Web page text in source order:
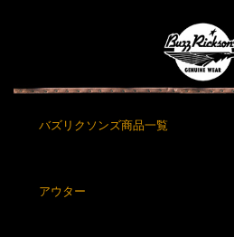
バズリクソンズ商品一覧
アウター